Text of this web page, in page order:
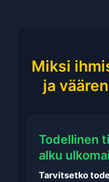
Miksi
ja
Todellinen
alku
Tarvitsetko